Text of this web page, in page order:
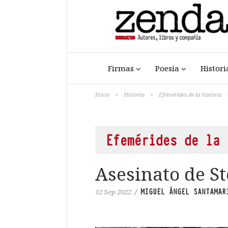
Firmas Poesía
Inicio > Historia > Efemérides de la historia
Efemérides de
Asesinato de
12 Sep 2022 / MIGUEL ÁNGEL